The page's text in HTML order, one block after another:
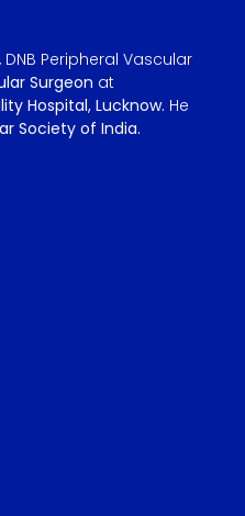
DNB Peripheral Vascular
Surgeon at
Hospital, Lucknow. He
Society of India.